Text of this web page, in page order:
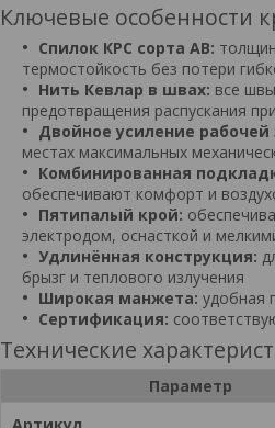
Ключевые особенности
Спилок КРС сорта АВ:
термостойкость без потери
Нить Кевлар в швах: все
предотвращения распускания
Двойное усиление рабочей
местах максимальных
Комбинированная
обеспечивают комфорт и
Пятипалый крой:
электродом, оснасткой и
Удлинённая конструкция:
брызг и теплового излучения
Широкая манжета: удобная
Сертификация:
Технические
Параметр